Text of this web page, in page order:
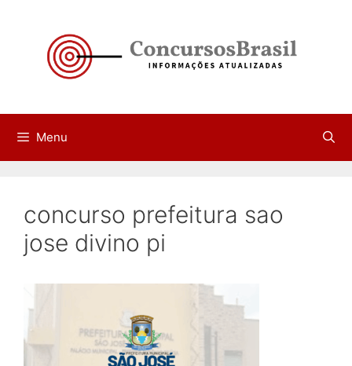
conteúdo
Menu
concurso prefeitura sao
jose divino pi